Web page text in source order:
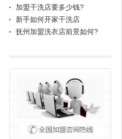
钱?象王干洗店连锁店
加盟干洗店要多少钱?
新手如何开家干洗店
抚州加盟洗衣店前景如何?